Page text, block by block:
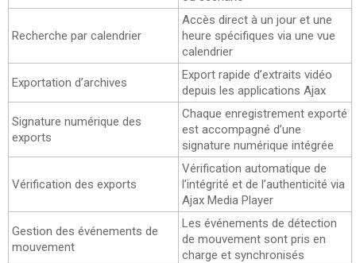
Recherche par calendrier
Accès direct à un jour et une
heure spécifiques via une vue
calendrier
Exportation d’archives
Export rapide d’extraits vidéo
depuis les applications Ajax
Signature numérique des
exports
Chaque enregistrement exporté
est accompagné d’une
signature numérique intégrée
Vérification des exports
Vérification automatique de
l’intégrité et de l’authenticité via
Ajax Media Player
Gestion des événements de
mouvement
Les événements de détection
de mouvement sont pris en
charge et synchronisés